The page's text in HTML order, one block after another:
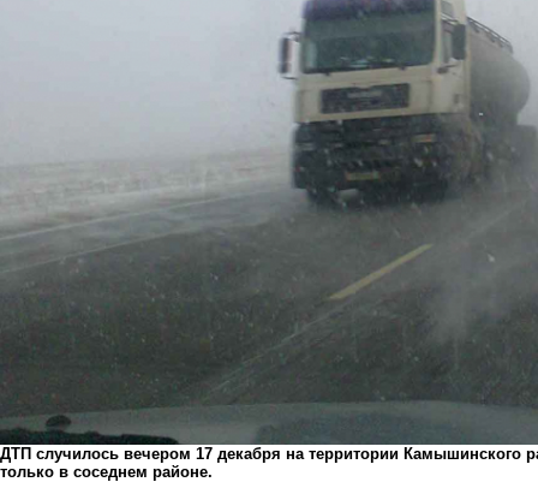
ДТП случилось вечером 17 декабря на территории Камышинского
только в соседнем районе.